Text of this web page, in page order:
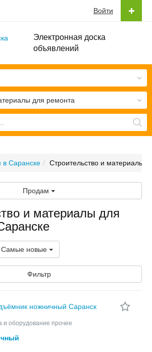
Электронная доска
объявлений
Войти
для ремонта
Саранске Строительство и материалы
Продам
и материалы для
Самые новые
Фильтр
и оборудование прочее